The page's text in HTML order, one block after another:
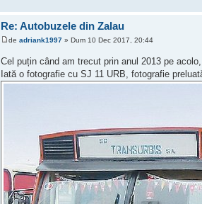
Re: Autobuzele din Zalau
deadriank1997 » Dum 10 Dec 2017, 20:44
Cel puțin când am trecut prin anul 2013 pe
Iată o fotografie cu SJ 11 URB, fotografie